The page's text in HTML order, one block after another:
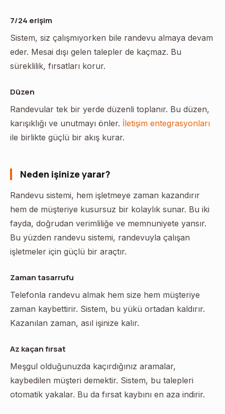
7/24 erişim
Sistem, siz çalışmıyorken bile randevu almaya devam
eder. Mesai dışı gelen talepler de kaçmaz. Bu
süreklilik, fırsatları korur.
Düzen
Randevular tek bir yerde düzenli toplanır. Bu düzen,
karışıklığı ve unutmayı önler. İletişim entegrasyonları
ile birlikte güçlü bir akış kurar.
Neden işinize yarar?
Randevu sistemi, hem işletmeye zaman kazandırır
hem de müşteriye kusursuz bir kolaylık sunar. Bu iki
fayda, doğrudan verimliliğe ve memnuniyete yansır.
Bu yüzden randevu sistemi, randevuyla çalışan
işletmeler için güçlü bir araçtır.
Zaman tasarrufu
Telefonla randevu almak hem size hem müşteriye
zaman kaybettirir. Sistem, bu yükü ortadan kaldırır.
Kazanılan zaman, asıl işinize kalır.
Az kaçan fırsat
Meşgul olduğunuzda kaçırdığınız aramalar,
kaybedilen müşteri demektir. Sistem, bu talepleri
otomatik yakalar. Bu da fırsat kaybını en aza indirir.